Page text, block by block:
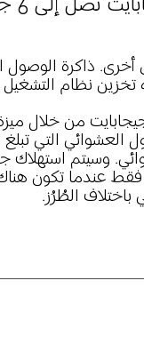
ذاكرة
نظام التشغيل
وسيتم
فقط عندما تكون
الطُرُز.